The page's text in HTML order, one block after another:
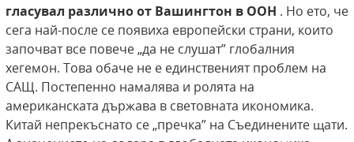
гласувал различно от Вашингтон в ООН . Но ето, че
сега най-после се появиха европейски страни, които
започват все повече „да не слушат” глобалния
хегемон. Това обаче не е единственият проблем на
САЩ. Постепенно намалява и ролята на
американската държава в световната икономика.
Китай непрекъснато се „пречка” на Съединените щати.